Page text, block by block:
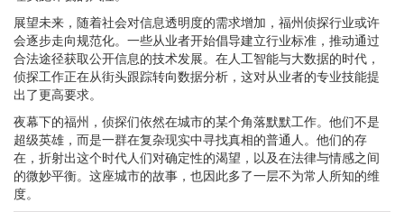
展望未来，随着社会对信息透明度的需求增加，福州侦探行业或许
会逐步走向规范化。一些从业者开始倡导建立行业标准，推动通过
合法途径获取公开信息的技术发展。在人工智能与大数据的时代，
侦探工作正在从街头跟踪转向数据分析，这对从业者的专业技能提
出了更高要求。
夜幕下的福州，侦探们依然在城市的某个角落默默工作。他们不是
超级英雄，而是一群在复杂现实中寻找真相的普通人。他们的存
在，折射出这个时代人们对确定性的渴望，以及在法律与情感之间
的微妙平衡。这座城市的故事，也因此多了一层不为常人所知的维
度。